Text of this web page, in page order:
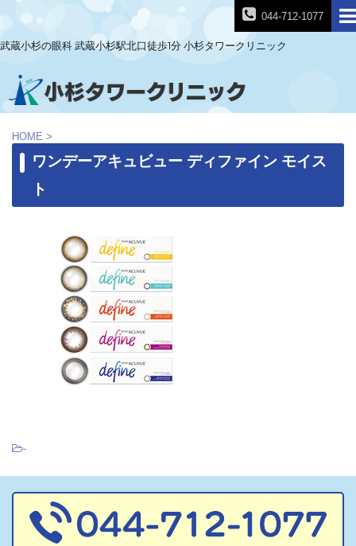
044-712-1077
武蔵小杉の眼科 武蔵小杉駅北口徒歩1分 小杉タワークリニック
HOME >
ワンデーアキュビュー ディファイン モイス
ト
-